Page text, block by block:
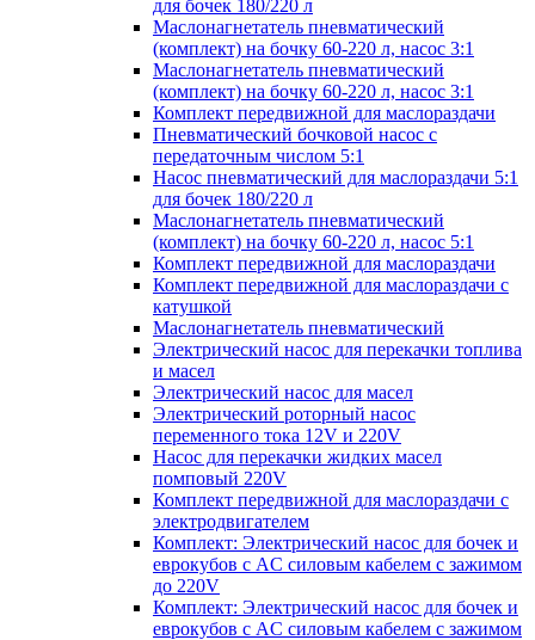
для бочек 180/220 л
Маслонагнетатель пневматический
(комплект) на бочку 60-220 л, насос 3:1
Маслонагнетатель пневматический
(комплект) на бочку 60-220 л, насос 3:1
Комплект передвижной для маслораздачи
Пневматический бочковой насос с
передаточным числом 5:1
Насос пневматический для маслораздачи 5:1
для бочек 180/220 л
Маслонагнетатель пневматический
(комплект) на бочку 60-220 л, насос 5:1
Комплект передвижной для маслораздачи
Комплект передвижной для маслораздачи с
катушкой
Маслонагнетатель пневматический
Электрический насос для перекачки топлива
и масел
Электрический насос для масел
Электрический роторный насос
переменного тока 12V и 220V
Насос для перекачки жидких масел
помповый 220V
Комплект передвижной для маслораздачи с
электродвигателем
Комплект: Электрический насос для бочек и
еврокубов с AC силовым кабелем с зажимом
до 220V
Комплект: Электрический насос для бочек и
еврокубов с AC силовым кабелем с зажимом